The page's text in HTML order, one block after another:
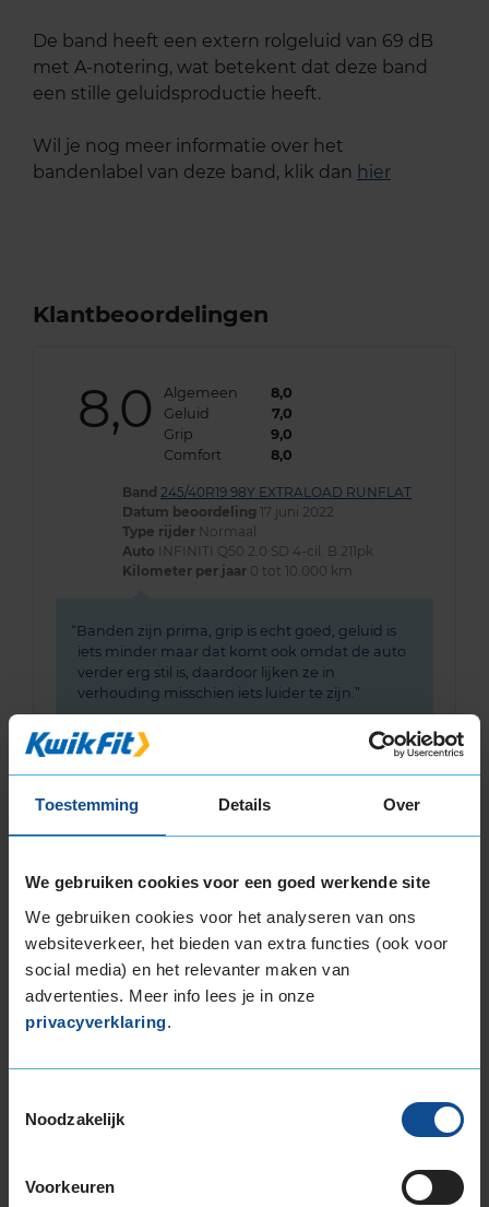
Toestemming Details Over
We gebruiken cookies voor een goed werkende site
We gebruiken cookies voor het analyseren van ons
websiteverkeer, het bieden van extra functies (ook voor
social media) en het relevanter maken van
advertenties. Meer info lees je in onze
privacyverklaring.
Noodzakelijk
Voorkeuren
De band heeft een extern rolgeluid van 69 dB
met A-notering, wat betekent dat deze band
een stille geluidsproductie heeft.
Wil je nog meer informatie over het
bandenlabel van deze band, klik dan hier
Klantbeoordelingen
8,0 Algemeen
8,0
Geluid
7,0
Grip
9,0
Comfort
8,0
Band 245/40R19 98Y EXTRALOAD RUNFLAT
Datum beoordeling 17 juni 2022
Type rijder Normaal
Auto
INFINITI Q50 2.0 SD 4-cil. B 211pk
Kilometer per jaar 0 tot 10.000 km
Banden zijn prima, grip is echt goed, geluid is
iets minder maar dat komt ook omdat de auto
verder erg stil is, daardoor lijken ze in
verhouding misschien iets luider te zijn.